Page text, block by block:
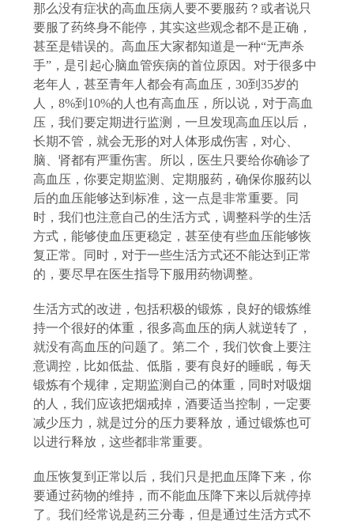
那么没有症状的高血压病人要不要服药？或者说只
要服了药终身不能停，其实这些观念都不是正确，
甚至是错误的。高血压大家都知道是一种“无声杀
手”，是引起心脑血管疾病的首位原因。对于很多中
老年人，甚至青年人都会有高血压，30到35岁的
人，8%到10%的人也有高血压，所以说，对于高血
压，我们要定期进行监测，一旦发现高血压以后，
长期不管，就会无形的对人体形成伤害，对心、
脑、肾都有严重伤害。所以，医生只要给你确诊了
高血压，你要定期监测、定期服药，确保你服药以
后的血压能够达到标准，这一点是非常重要。同
时，我们也注意自己的生活方式，调整科学的生活
方式，能够使血压更稳定，甚至使有些血压能够恢
复正常。同时，对于一些生活方式还不能达到正常
的，要尽早在医生指导下服用药物调整。
生活方式的改进，包括积极的锻炼，良好的锻炼维
持一个很好的体重，很多高血压的病人就逆转了，
就没有高血压的问题了。第二个，我们饮食上要注
意调控，比如低盐、低脂，要有良好的睡眠，每天
锻炼有个规律，定期监测自己的体重，同时对吸烟
的人，我们应该把烟戒掉，酒要适当控制，一定要
减少压力，就是过分的压力要释放，通过锻炼也可
以进行释放，这些都非常重要。
血压恢复到正常以后，我们只是把血压降下来，你
要通过药物的维持，而不能血压降下来以后就停掉
了。我们经常说是药三分毒，但是通过生活方式不